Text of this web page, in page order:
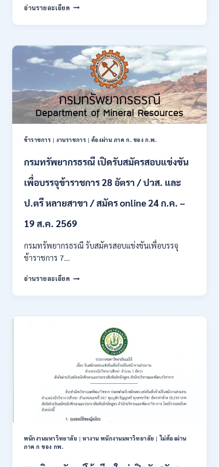
10
17
2569
อ่านรายละเอียด กรม
เปิด
สมัคร
งาน
138
ปวช.
ปวส.
ป.ตรี
หลาย
/
ต้อง
ภาค
ของ
/
เดือน
18150
ONLINE
สิงหาคม
ข้าราชการ |งานราชการ | ต้องผ่าน ภาค ก. ของ ก.พ.
กรมทรัพยากรธรณี เปิดรับสมัครสอบแข่งขัน
เพื่อบรรจุข้าราชการ 28 อัตรา / ปวส. และ
ป.ตรี หลายสาขา / สมัคร online 24 ก.ค. –
19 ส.ค. 2569
กรมทรัพยากรธรณี รับสมัครสอบแข่งขันเพื่อบรรจุ
ข้าราชการ 7…
อ่านรายละเอียด กรม
เปิด
สมัคร
ข้าราชการ
28
/
ปวส.
ป.ตรี
สาขา
สมัคร
พนักงานมหาวิทยาลัย |หางาน พนักงานมหาวิทยาลัย |ไม่ต้องผ่าน
ภาค ก ของ กพ.